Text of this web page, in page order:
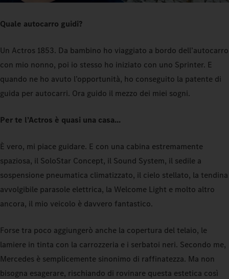
Quale autocarro guidi?
Un Actros 1853. Da bambino ho viaggiato a bordo dell’autocarro
con mio nonno, poi io stesso ho iniziato con uno Sprinter. E
quando ne ho avuto l’opportunità, ho conseguito la patente di
guida per autocarri. Ora guido il mezzo dei miei sogni.
Per te l’Actros è quasi una casa...
È vero, mi piace guidare. E con una cabina estremamente
spaziosa, il SoloStar Concept, il Sound System, il sedile a
sospensione pneumatica climatizzato, il cielo stellato, la tendina
avvolgibile parasole elettrica, la Welcome Light e molto altro
ancora, il mio veicolo è davvero fantastico.
Forse tra poco aggiungerò anche la copertura del telaio, le
lamiere in tinta con la carrozzeria e i serbatoi neri. Secondo me,
Mercedes è semplicemente sinonimo di raffinatezza. Ma non
bisogna esagerare, rischiando di rovinare questa estetica così